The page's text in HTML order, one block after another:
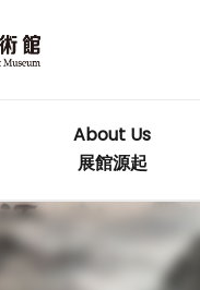
About Us
展館源起